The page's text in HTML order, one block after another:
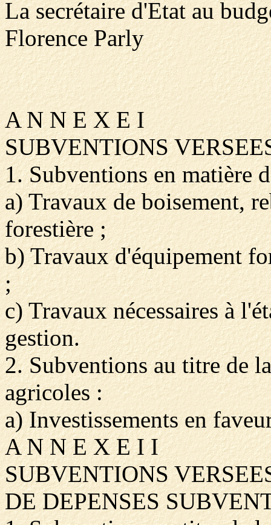
La secrétaire d'Etat au
Florence Parly
A N N E X E I
SUBVENTIONS
1. Subventions en matière
a) Travaux de boisement,
forestière ;
b) Travaux d'équipement
;
c) Travaux nécessaires à
gestion.
2. Subventions au titre de
agricoles :
a) Investissements en
A N N E X E I I
SUBVENTIONS
DE DEPENSES